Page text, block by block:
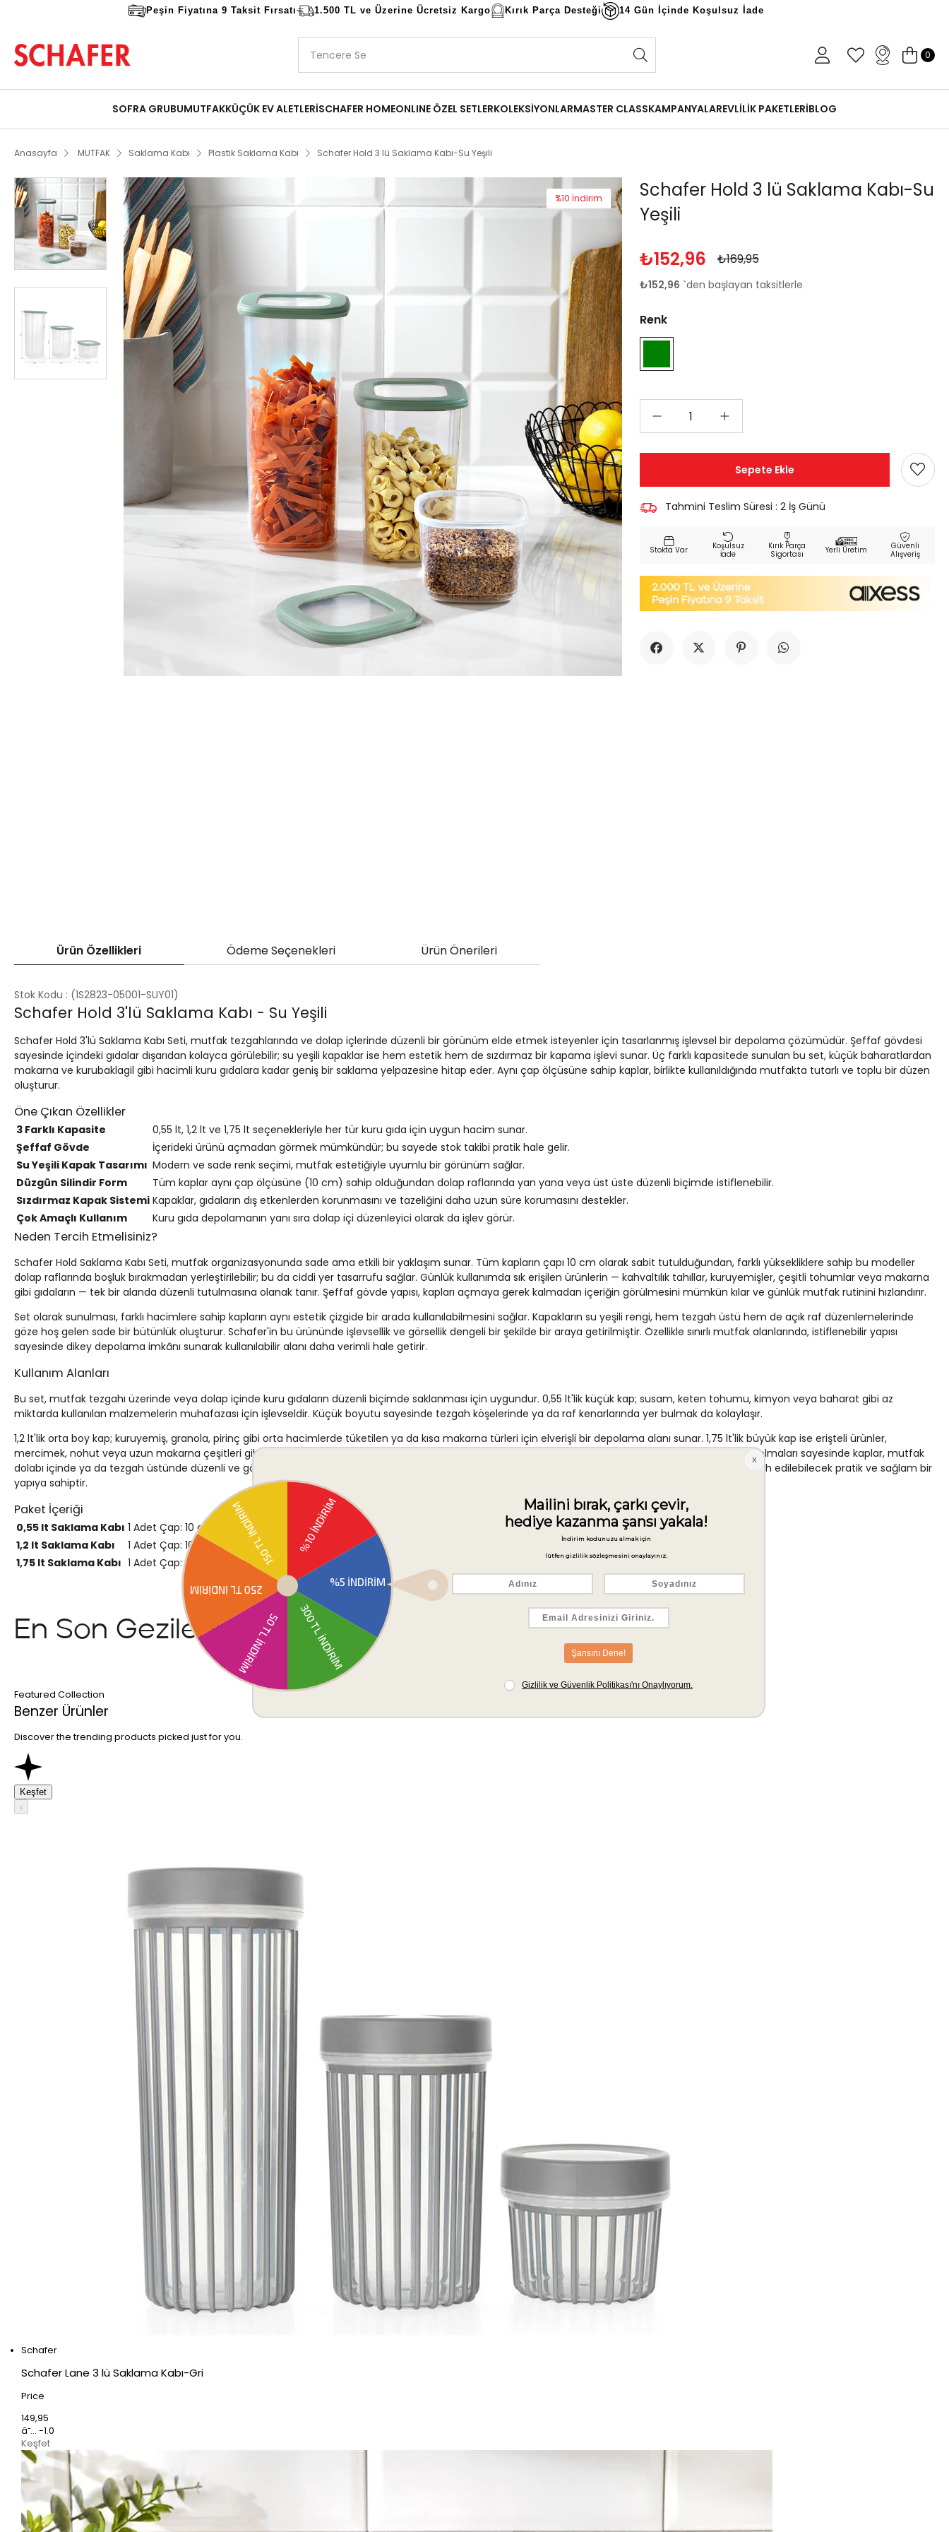
Peşin Fiyatına 9 Taksit Fırsatı 1.500 TL ve Üzerine Ücretsiz Kargo Kırık Parça Desteği 14 Gün İçinde Koşulsuz İade
0
SOFRA GRUBUMUTFAKKÜÇÜK EV ALETLERİSCHAFER HOMEONLINE ÖZEL SETLERKOLEKSİYONLARMASTER CLASSKAMPANYALAREVLİLİK PAKETLERİBLOG
Anasayfa MUTFAK Saklama Kabı Plastik Saklama Kabı Schafer Hold 3 lü Saklama Kabı-Su Yeşili
%10 İndirim
Schafer Hold 3 lü Saklama Kabı-Su
Yeşili
₺169,95
₺152,96
₺152,96 `den başlayan taksitlerle
Renk
Tahmini Teslim Süresi : 2 İş Günü
Koşulsuz
İade
Kırık Parça
Sigortası
Yerli Üretim
Güvenli
Alışveriş
Ürün Özellikleri Ödeme Seçenekleri Ürün Önerileri
Stok Kodu (1S2823-05001-SUY01)
Schafer Hold 3'lü Saklama Kabı - Su Yeşili
Schafer Hold 3'lü Saklama Kabı Seti, mutfak tezgahlarında ve dolap içlerinde düzenli bir görünüm elde etmek isteyenler için tasarlanmış işlevsel bir depolama çözümüdür. Şeffaf gövdesi
sayesinde içindeki gıdalar dışarıdan kolayca görülebilir; su yeşili kapaklar ise hem estetik hem de sızdırmaz bir kapama işlevi sunar. Üç farklı kapasitede sunulan bu set, küçük baharatlardan
makarna ve kurubaklagil gibi hacimli kuru gıdalara kadar geniş bir saklama yelpazesine hitap eder. Aynı çap ölçüsüne sahip kaplar, birlikte kullanıldığında mutfakta tutarlı ve toplu bir düzen
oluşturur.
Öne Çıkan Özellikler
3 Farklı Kapasite
0,55 lt, 1,2 lt ve 1,75 lt seçenekleriyle her tür kuru gıda için uygun hacim sunar.
Şeffaf Gövde
İçerideki ürünü açmadan görmek mümkündür; bu sayede stok takibi pratik hale gelir.
Su Yeşili Kapak Tasarımı Modern ve sade renk seçimi, mutfak estetiğiyle uyumlu bir görünüm sağlar.
Düzgün Silindir Form
Tüm kaplar aynı çap ölçüsüne (10 cm) sahip olduğundan dolap raflarında yan yana veya üst üste düzenli biçimde istiflenebilir.
Sızdırmaz Kapak Sistemi Kapaklar, gıdaların dış etkenlerden korunmasını ve tazeliğini daha uzun süre korumasını destekler.
Çok Amaçlı Kullanım
Kuru gıda depolamanın yanı sıra dolap içi düzenleyici olarak da işlev görür.
Neden Tercih Etmelisiniz?
Schafer Hold Saklama Kabı Seti, mutfak organizasyonunda sade ama etkili bir yaklaşım sunar. Tüm kapların çapı 10 cm olarak sabit tutulduğundan, farklı yüksekliklere sahip bu modeller
dolap raflarında boşluk bırakmadan yerleştirilebilir; bu da ciddi yer tasarrufu sağlar. Günlük kullanımda sık erişilen ürünlerin — kahvaltılık tahıllar, kuruyemişler, çeşitli tohumlar veya makarna
gibi gıdaların — tek bir alanda düzenli tutulmasına olanak tanır. Şeffaf gövde yapısı, kapları açmaya gerek kalmadan içeriğin görülmesini mümkün kılar ve günlük mutfak rutinini hızlandırır.
Set olarak sunulması, farklı hacimlere sahip kapların aynı estetik çizgide bir arada kullanılabilmesini sağlar. Kapakların su yeşili rengi, hem tezgah üstü hem de açık raf düzenlemelerinde
göze hoş gelen sade bir bütünlük oluşturur. Schafer'in bu ürününde işlevsellik ve görsellik dengeli bir şekilde bir araya getirilmiştir. Özellikle sınırlı mutfak alanlarında, istiflenebilir yapısı
sayesinde dikey depolama imkânı sunarak kullanılabilir alanı daha verimli hale getirir.
Kullanım Alanları
Bu set, mutfak tezgahı üzerinde veya dolap içinde kuru gıdaların düzenli biçimde saklanması için uygundur. 0,55 lt'lik küçük kap; susam, keten tohumu, kimyon veya baharat gibi az
miktarda kullanılan malzemelerin muhafazası için işlevseldir. Küçük boyutu sayesinde tezgah köşelerinde ya da raf kenarlarında yer bulmak da kolaylaşır.
1,2 lt'lik orta boy kap; kuruyemiş, granola, pirinç gibi orta hacimlerde tüketilen ya da kısa makarna türleri için elverişli bir depolama alanı sunar. 1,75 lt'lik büyük kap ise erişteli ürünler,
mercimek, nohut veya uzun makarna çeşitleri gibi daha yüksek hacimde tüketilen kuru gıdaların depolanmasında kullanılabilir. Aynı çap ölçüsüne sahip olmaları sayesinde kaplar, mutfak
dolabı içinde ya da tezgah üstünde düzenli ve görsel açıdan tutarlı bir görünüm oluşturacak şekilde istiflenebilir. Atıştırmalık taşıma ihtiyaçlarında da tercih edilebilecek pratik ve sağlam bir
yapıya sahiptir.
Paket İçeriği
0,55 lt Saklama Kabı 1 Adet Çap: 10 cm, Yükseklik: 8 cm
1,2 lt Saklama Kabı
1 Adet Çap: 10 cm, Yükseklik: 16 cm
1,75 lt Saklama Kabı 1 Adet Çap: 10 cm, Yükseklik: 24 cm
En Son Gezilenler
Featured Collection
Benzer Ürünler
Discover the trending products picked just for you.
Keşfet
‹
Schafer
Schafer Lane 3 lü Saklama Kabı-Gri
Price
149,95
â˜… -1.0
Keşfet